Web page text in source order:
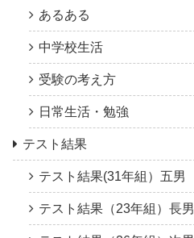
あるある
中学校生活
受験の考え方
日常生活・勉強
テスト結果
テスト結果(31年組）五男
テスト結果（23年組）長男